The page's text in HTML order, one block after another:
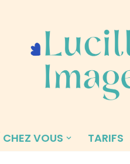
CHEZ VOUS TARIFS